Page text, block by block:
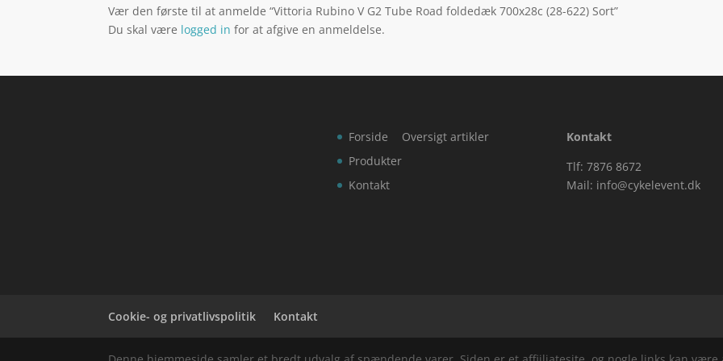
Vær den første til at anmelde “Vittoria Rubino V G2 Tube Road foldedæk 700x28c (28-622) Sort”
Du skal være logged in for at afgive en anmeldelse.
Forside
Produkter
Kontakt
Oversigt artikler
Kontakt
Tlf: 7876 8672
Mail: info@cykelevent.dk
Cookie- og privatlivspolitik Kontakt